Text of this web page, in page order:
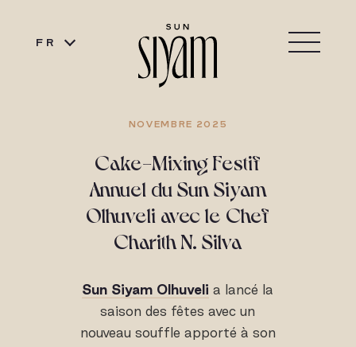
FR
NOVEMBRE 2025
Cake-Mixing Festif
Annuel du Sun Siyam
Olhuveli avec le Chef
Charith N. Silva
Sun Siyam Olhuveli a lancé la
saison des fêtes avec un
nouveau souffle apporté à son